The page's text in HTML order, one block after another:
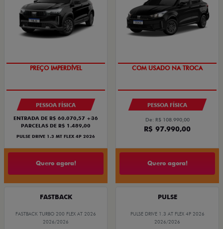
OPORTUNIDADE
PESSOA FÍSICA
ENTRADA DE R$ 60.070,57 +36
PARCELAS DE R$ 1.489,00
PULSE DRIVE 1.3 MT FLEX 4P 2026
Quero agora!
SUPER DESCONTO
PESSOA FÍSICA
De: R$ 108.990,00
R$ 97.990,00
Quero agora!
FASTBACK
FASTBACK TURBO 200 FLEX AT 2026
2026/2026
PULSE
PULSE DRIVE 1.3 AT FLEX 4P 2026
2026/2026